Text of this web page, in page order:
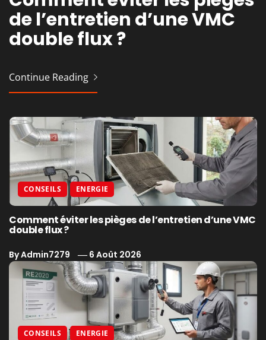
de l’entretien d’une VMC
double flux ?
Continue Reading
: tout ce qu’il faut savoir
qui sécurisent vraiment
vos volets battants
Continue Reading
redonner un coup de jeune
à de vieux volets battants
Continue Reading
CONSEILS ENERGIE
Comment éviter les pièges de l’entretien d’une VMC
double flux ?
ByAdmin7279 6 Août 2026
CONSEILS ENERGIE